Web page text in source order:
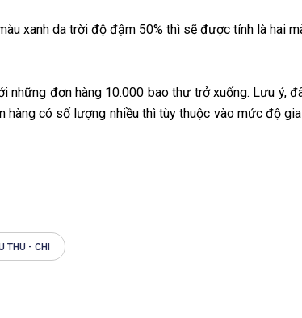
xanh da trời độ đậm 50% thì sẽ được tính là hai
đơn hàng 10.000 bao thư trở xuống. Lưu ý,
có số lượng nhiều thì tùy thuộc vào mức độ
THU - CHI